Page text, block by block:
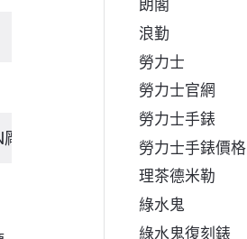
線上官方旗艦店】
朗閣
浪勤
勞力士
勞力士官網
勞力士手錶
勞力士手錶價格
理茶德米勒
綠水鬼
綠水鬼復刻錶